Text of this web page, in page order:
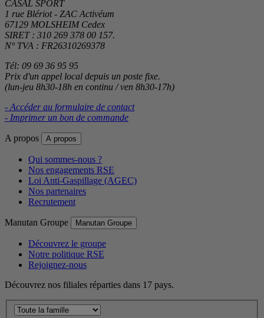
CASAL SPORT
1 rue Blériot - ZAC Activéum
67129 MOLSHEIM Cedex
SIRET : 310 269 378 00 157.
N° TVA : FR26310269378
Tél: 09 69 36 95 95
Prix d'un appel local depuis un poste fixe.
(lun-jeu 8h30-18h en continu / ven 8h30-17h)
- Accéder au formulaire de contact
- Imprimer un bon de commande
A propos A propos
Qui sommes-nous ?
Nos engagements RSE
Loi Anti-Gaspillage (AGEC)
Nos partenaires
Recrutement
Manutan Groupe Manutan Groupe
Découvrez le groupe
Notre politique RSE
Rejoignez-nous
Découvrez nos filiales réparties dans 17 pays.